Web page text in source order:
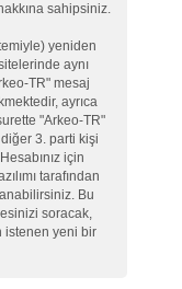
sahipsiniz.
yeniden
aynı
TR" mesaj
ayrıca
"Arkeo-TR"
3. parti kişi
için
tarafından
Bu
soracak,
istenen yeni bir